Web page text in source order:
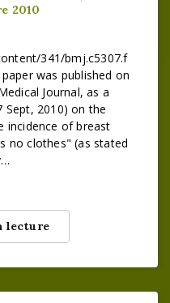
2010
341/bmj.c5307.f
was published on
Journal, as a
Sept, 2010) on the
incidence of breast
no clothes" (as stated
lecture